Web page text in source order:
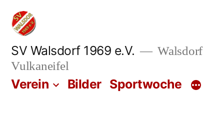
Zum
Inhalt
springen
SV Walsdorf 1969 e.V.
Walsdorf
Vulkaneifel
Verein Bilder Sportwoche